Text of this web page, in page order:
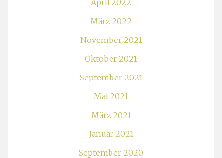
April 2022
März 2022
November 2021
Oktober 2021
September 2021
Mai 2021
März 2021
Januar 2021
September 2020